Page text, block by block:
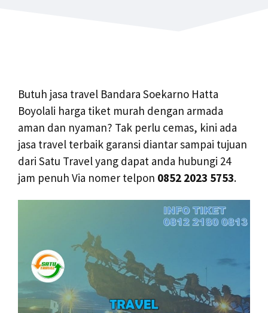
Butuh jasa travel Bandara Soekarno Hatta
Boyolali harga tiket murah dengan armada
aman dan nyaman? Tak perlu cemas, kini ada
jasa travel terbaik garansi diantar sampai tujuan
dari Satu Travel yang dapat anda hubungi 24
jam penuh Via nomer telpon 0852 2023 5753.